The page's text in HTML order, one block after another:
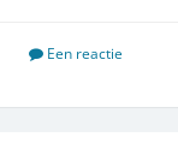
Een reactie